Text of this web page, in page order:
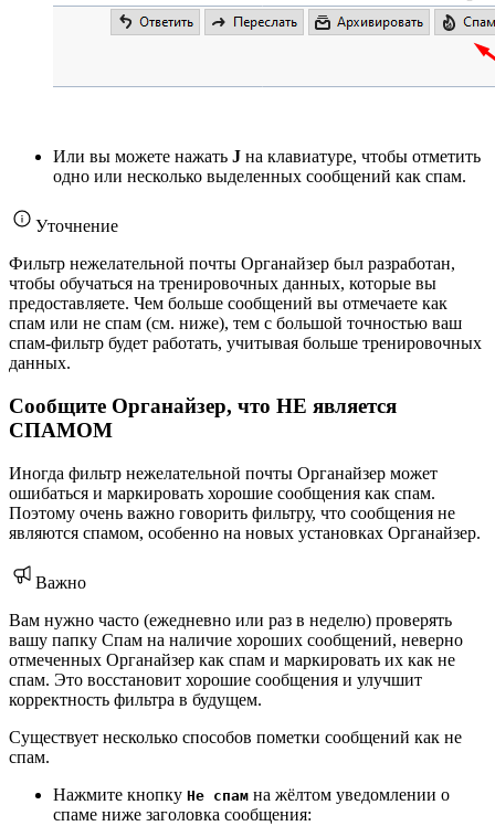
Или вы можете нажать J на клавиатуре, чтобы отметить
одно или несколько выделенных сообщений как спам.
Уточнение
Фильтр нежелательной почты Органайзер был разработан,
чтобы обучаться на тренировочных данных, которые вы
предоставляете. Чем больше сообщений вы отмечаете как
спам или не спам (см. ниже), тем с большой точностью ваш
спам-фильтр будет работать, учитывая больше тренировочных
данных.
Сообщите Органайзер, что НЕ является
СПАМОМ
Иногда фильтр нежелательной почты Органайзер может
ошибаться и маркировать хорошие сообщения как спам.
Поэтому очень важно говорить фильтру, что сообщения не
являются спамом, особенно на новых установках Органайзер.
Важно
Вам нужно часто (ежедневно или раз в неделю) проверять
вашу папку Спам на наличие хороших сообщений, неверно
отмеченных Органайзер как спам и маркировать их как не
спам. Это восстановит хорошие сообщения и улучшит
корректность фильтра в будущем.
Существует несколько способов пометки сообщений как не
спам.
Нажмите кнопку Не спам на жёлтом уведомлении о
спаме ниже заголовка сообщения: